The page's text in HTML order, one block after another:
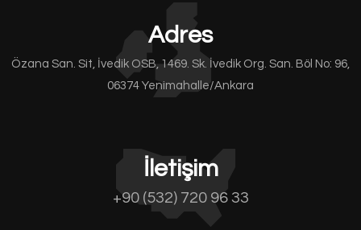
Adres
Özana San. Sit, İvedik OSB, 1469. Sk. İvedik Org. San. Böl No: 96,
06374 Yenimahalle/Ankara
İletişim
+90 (532) 720 96 33